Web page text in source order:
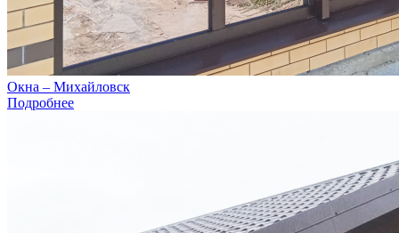
Окна – Михайловск
Подробнее